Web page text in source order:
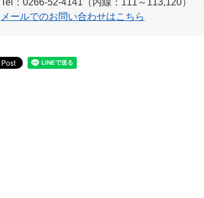
Tel：0266-52-4141（内線：111～113,120）
メールでのお問い合わせはこちら